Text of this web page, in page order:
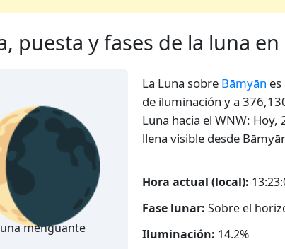
puesta y fases de la luna
La Luna sobre Bāmyān
de iluminación y a
Luna hacia el WNW:
llena visible desde
menguante
Hora actual (local):
Fase lunar: Sobre el
Iluminación: 14.2%